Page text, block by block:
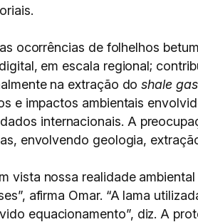
ocorrências de folhelhos
em escala regional;
na extração doshale gas
e impactos ambientais
internacionais. A
envolvendo geologia,
vista nossa realidade
afirma Omar. “A lama
equacionamento”, diz. A